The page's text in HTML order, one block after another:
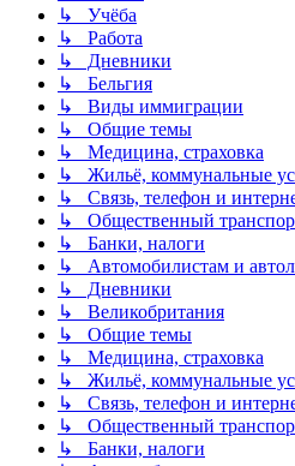
↳ Учёба
↳ Работа
↳ Дневники
↳ Бельгия
↳ Виды иммиграции
↳ Общие темы
↳ Медицина, страховка
↳ Жильё, коммунальные
↳ Связь, телефон и
↳ Общественный
↳ Банки, налоги
↳ Автомобилистам и
↳ Дневники
↳ Великобритания
↳ Общие темы
↳ Медицина, страховка
↳ Жильё, коммунальные
↳ Связь, телефон и
↳ Общественный
↳ Банки, налоги